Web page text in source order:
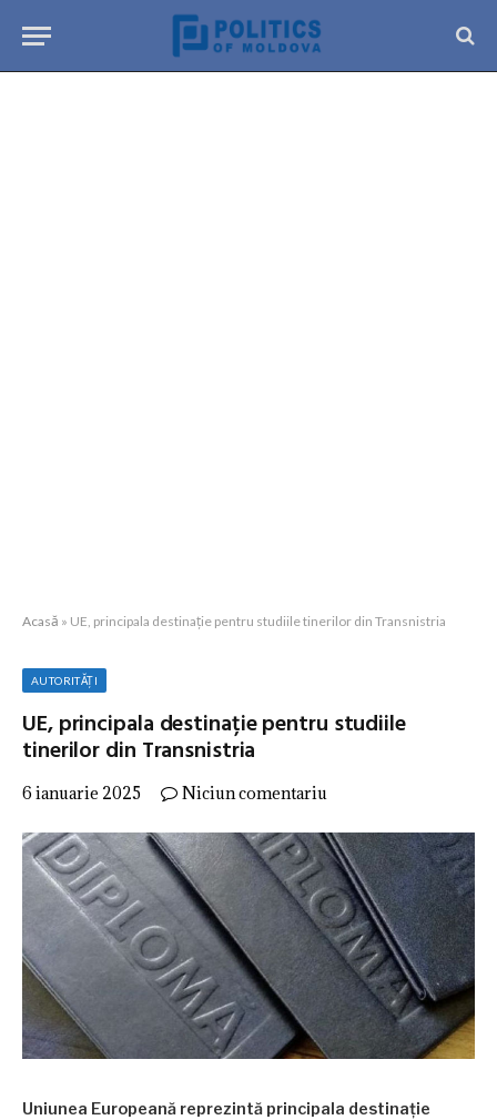
Acasă » UE, principala destinație pentru studiile tinerilor din Transnistria
AUTORITĂȚI
UE, principala destinație pentru studiile
tinerilor din Transnistria
6 ianuarie 2025 Niciun comentariu
Uniunea Europeană reprezintă principala destinație